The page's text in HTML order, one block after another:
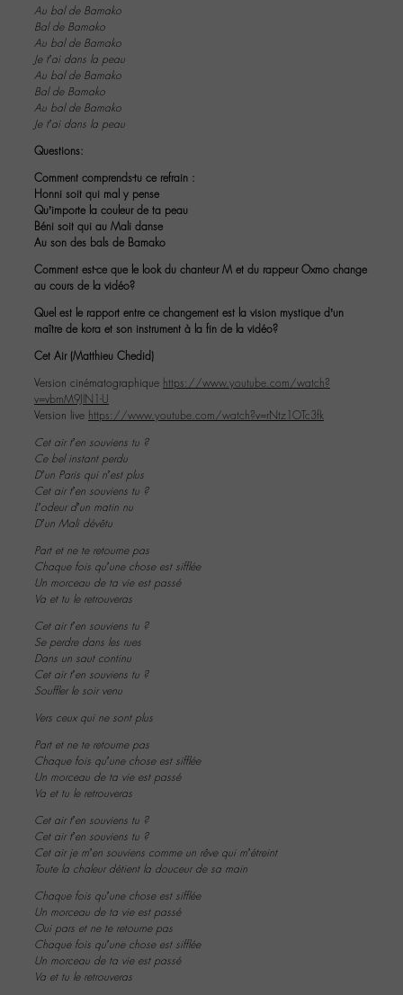
Au bal de Bamako
Bal de Bamako
Au bal de Bamako
Je t’ai dans la peau
Au bal de Bamako
Bal de Bamako
Au bal de Bamako
Je t’ai dans la peau
Questions:
Comment comprends-tu ce refrain :
Honni soit qui mal y pense
Qu’importe la couleur de ta peau
Béni soit qui au Mali danse
Au son des bals de Bamako
Comment est-ce que le look du chanteur M et du rappeur Oxmo change
au cours de la vidéo?
Quel est le rapport entre ce changement est la vision mystique d’un
maître de kora et son instrument à la fin de la vidéo?
Cet Air (Matthieu Chedid)
Version cinématographique https://www.youtube.com/watch?
v=vbmM9JlN1-U
Version live https://www.youtube.com/watch?v=rNtz1OTc3fk
Cet air t’en souviens tu ?
Ce bel instant perdu
D’un Paris qui n’est plus
Cet air t’en souviens tu ?
L’odeur d’un matin nu
D’un Mali dévêtu
Part et ne te retourne pas
Chaque fois qu’une chose est sifflée
Un morceau de ta vie est passé
Va et tu le retrouveras
Cet air t’en souviens tu ?
Se perdre dans les rues
Dans un saut continu
Cet air t’en souviens tu ?
Souffler le soir venu
Vers ceux qui ne sont plus
Part et ne te retourne pas
Chaque fois qu’une chose est sifflée
Un morceau de ta vie est passé
Va et tu le retrouveras
Cet air t’en souviens tu ?
Cet air t’en souviens tu ?
Cet air je m’en souviens comme un rêve qui m’étreint
Toute la chaleur détient la douceur de sa main
Chaque fois qu’une chose est sifflée
Un morceau de ta vie est passé
Oui pars et ne te retourne pas
Chaque fois qu’une chose est sifflée
Un morceau de ta vie est passé
Va et tu le retrouveras